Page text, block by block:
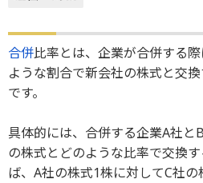
合併比率とは、企業が合併する
ような割合で新会社の株式と交
です。
具体的には、合併する企業A社と
の株式とどのような比率で交換
ば、A社の株式1株に対してC社